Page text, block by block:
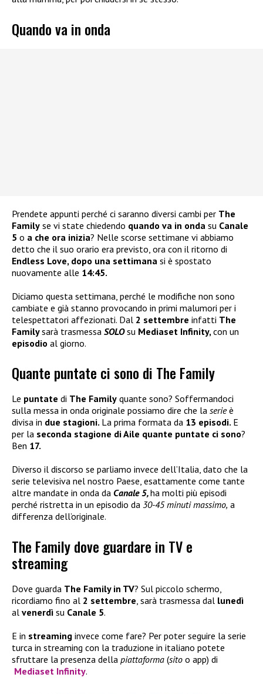
Quando va in onda
Prendete appunti perché ci saranno diversi cambi per The
Family se vi state chiedendo quando va in onda su Canale
5 o a che ora inizia? Nelle scorse settimane vi abbiamo
detto che il suo orario era previsto, ora con il ritorno di
Endless Love, dopo una settimana si è spostato
nuovamente alle 14:45.
Diciamo questa settimana, perché le modifiche non sono
cambiate e già stanno provocando in primi malumori per i
telespettatori affezionati. Dal 2 settembre infatti The
Familysarà trasmessa SOLOsu Mediaset Infinity, con un
episodio al giorno.
Quante puntate ci sono di The Family
Le puntate di The Family quante sono? Soffermandoci
sulla messa in onda originale possiamo dire che la serieè
divisa in due stagioni. La prima formata da 13 episodi. E
per la seconda stagione di Aile quante puntate ci sono?
Ben 17.
Diverso il discorso se parliamo invece dell’Italia, dato che la
serie televisiva nel nostro Paese, esattamente come tante
altre mandate in onda da Canale 5,ha molti più episodi
perché ristretta in un episodio da 30-45 minuti massimo, a
differenza dell’originale.
The Family dove guardare in TV e
streaming
Dove guarda The Family in TV? Sul piccolo schermo,
ricordiamo fino al 2 settembre , sarà trasmessa dal lunedì
al venerdì su Canale 5.
E in streaming invece come fare? Per poter seguire la serie
turca in streaming con la traduzione in italiano potete
sfruttare la presenza della piattaforma (sito o app) di
Mediaset Infinity.